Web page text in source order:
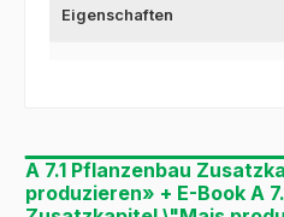
Eigenschaften
A 7.1 Pflanzenbau
produzieren» + E-Book A